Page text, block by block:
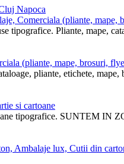
Napoca
Comerciala (pliante, mape,
tipografice. Pliante, mape,
(pliante, mape, brosuri,
pliante, etichete,
si cartoane
tipografice. SUNTEM IN
Ambalaje lux, Cutii din